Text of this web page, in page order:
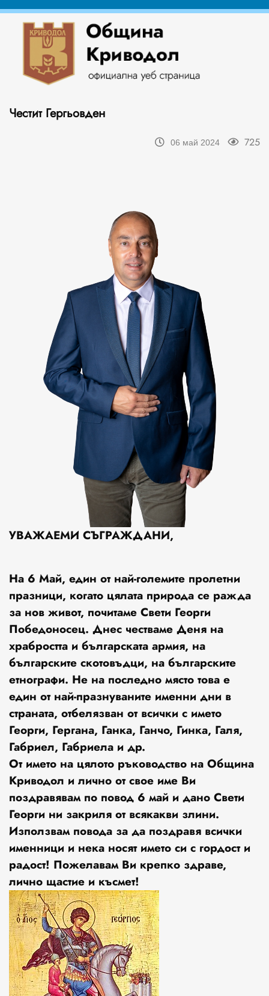
Честит Гергьовден
06 май 2024 725
УВАЖАЕМИ СЪГРАЖДАНИ,
На 6 Май, един от най-големите пролетни
празници, когато цялата природа се ражда
за нов живот, почитаме Свети Георги
Победоносец. Днес честваме Деня на
храбростта и българската армия, на
българските скотовъдци, на българските
етнографи. Не на последно място това е
един от най-празнуваните именни дни в
страната, отбелязван от всички с името
Георги, Гергана, Ганка, Ганчо, Гинка, Галя,
Габриел, Габриела и др.
От името на цялото ръководство на Община
Криводол и лично от свое име Ви
поздравявам по повод 6 май и дано Свети
Георги ни закриля от всякакви злини.
Използвам повода за да поздравя всички
именници и нека носят името си с гордост и
радост! Пожелавам Ви крепко здраве,
лично щастие и късмет!